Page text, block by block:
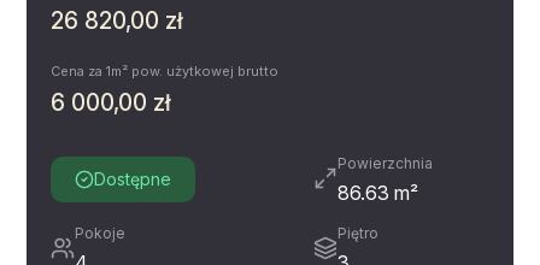
26 820,00 zł
Cena za 1m² pow. użytkowej brutto
6 000,00 zł
Dostępne
Powierzchnia
86.63 m²
Pokoje Piętro